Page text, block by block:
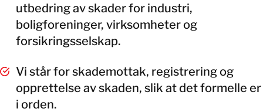
utbedring av skader for industri,
boligforeninger, virksomheter og
forsikringsselskap.
Vi står for skademottak, registrering og
opprettelse av skaden, slik at det formelle er
i orden.